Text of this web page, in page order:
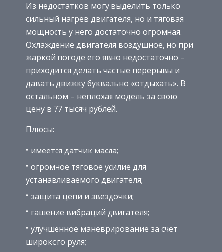
Из недостатков могу выделить только
сильный нагрев двигателя, но и тяговая
мощность у него достаточно огромная.
Охлаждение двигателя воздушное, но при
жаркой погоде его явно недостаточно –
приходится делать частые перерывы и
давать движку буквально «отдыхать». В
остальном – неплохая модель за свою
цену в 77 тысяч рублей.
Плюсы:
имеется датчик масла;
огромное тяговое усилие для
устанавливаемого двигателя;
защита цепи и звездочки;
гашение вибраций двигателя;
улучшенное маневрирование за счет
широкого руля;